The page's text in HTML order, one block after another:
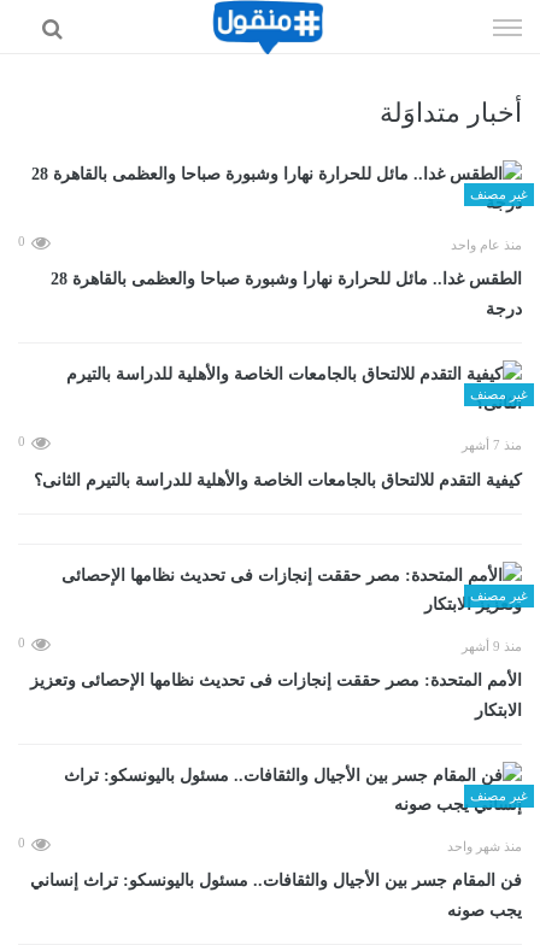
الى
أخبار متداوَلة
غير مصنف
منذ عام واحد 0
الطقس غدا.. مائل للحرارة نهارا وشبورة صباحا والعظمى بالقاهرة 28
درجة
غير مصنف
منذ 7 أشهر 0
كيفية التقدم للالتحاق بالجامعات الخاصة والأهلية للدراسة بالتيرم الثانى؟
غير مصنف
منذ 9 أشهر 0
الأمم المتحدة: مصر حققت إنجازات فى تحديث نظامها الإحصائى وتعزيز
الابتكار
غير مصنف
منذ شهر واحد 0
فن المقام جسر بين الأجيال والثقافات.. مسئول باليونسكو: تراث إنساني
يجب صونه